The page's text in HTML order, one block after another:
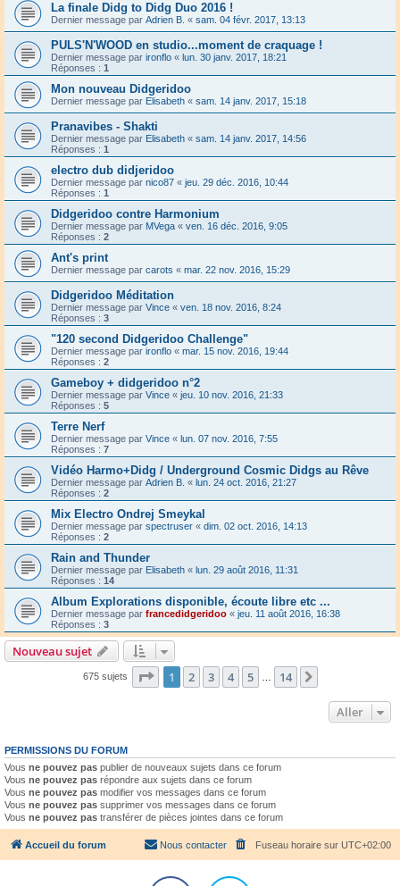
La finale Didg to Didg Duo 2016 !
Dernier message par Adrien B. « sam. 04 févr. 2017, 13:13
PULS'N'WOOD en studio...moment de craquage !
Dernier message par ironflo « lun. 30 janv. 2017, 18:21
Réponses : 1
Mon nouveau Didgeridoo
Dernier message par Elisabeth « sam. 14 janv. 2017, 15:18
Pranavibes - Shakti
Dernier message par Elisabeth « sam. 14 janv. 2017, 14:56
Réponses : 1
electro dub didjeridoo
Dernier message par nico87 « jeu. 29 déc. 2016, 10:44
Réponses : 1
Didgeridoo contre Harmonium
Dernier message par MVega « ven. 16 déc. 2016, 9:05
Réponses : 2
Ant's print
Dernier message par carots « mar. 22 nov. 2016, 15:29
Didgeridoo Méditation
Dernier message par Vince « ven. 18 nov. 2016, 8:24
Réponses : 3
"120 second Didgeridoo Challenge"
Dernier message par ironflo « mar. 15 nov. 2016, 19:44
Réponses : 2
Gameboy + didgeridoo n°2
Dernier message par Vince « jeu. 10 nov. 2016, 21:33
Réponses : 5
Terre Nerf
Dernier message par Vince « lun. 07 nov. 2016, 7:55
Réponses : 7
Vidéo Harmo+Didg / Underground Cosmic Didgs au Rêve
Dernier message par Adrien B. « lun. 24 oct. 2016, 21:27
Réponses : 2
Mix Electro Ondrej Smeykal
Dernier message par spectruser « dim. 02 oct. 2016, 14:13
Réponses : 2
Rain and Thunder
Dernier message par Elisabeth « lun. 29 août 2016, 11:31
Réponses : 14
Album Explorations disponible, écoute libre etc ...
Dernier message par francedidgeridoo « jeu. 11 août 2016, 16:38
Réponses : 3
Nouveau sujet
675 sujets Page 1sur14
1 2 3 4 5 14
Aller
PERMISSIONS DU FORUM
Vous ne pouvez pas publier de nouveaux sujets dans ce forum
Vous ne pouvez pas répondre aux sujets dans ce forum
Vous ne pouvez pas modifier vos messages dans ce forum
Vous ne pouvez pas supprimer vos messages dans ce forum
Vous ne pouvez pas transférer de pièces jointes dans ce forum
Accueil du forum Fuseau horaire sur UTC+02:00
Nous contacter